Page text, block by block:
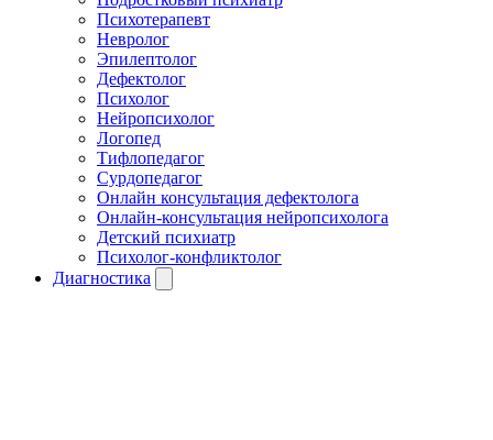
Психотерапевт
Невролог
Эпилептолог
Дефектолог
Психолог
Нейропсихолог
Логопед
Тифлопедагог
Сурдопедагог
Онлайн консультация дефектолога
Онлайн-консультация нейропсихолога
Детский психиатр
Психолог-конфликтолог
Диагностика